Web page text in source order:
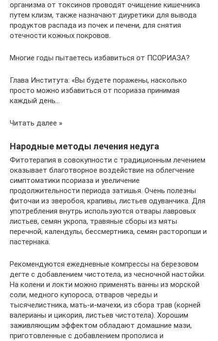
организма от токсинов проводят очищение кишечника
путем клизм, также назначают диуретики для вывода
продуктов распада из почек и печени, для снятия
отечности кожных покровов.
Многие годы пытаетесь избавиться от ПСОРИАЗА?
Глава Института: «Вы будете поражены, насколько
просто можно избавиться от псориаза принимая
каждый день…
Читать далее »
Народные методы лечения недуга
Фитотерапия в совокупности с традиционным лечением
оказывает благотворное воздействие на облегчение
симптоматики псориаза и увеличение
продолжительности периода затишья. Очень полезны
фиточаи из зверобоя, крапивы, листьев одуванчика. Для
употребления внутрь используются отвары лавровых
листьев, семян укропа, травяные сборы из мяты
перечной, календулы, бессмертника, семян расторопши и
пастернака.
Рекомендуются ежедневные компрессы на березовом
дегте с добавлением чистотела, из чесночной настойки.
На колени и локти можно применять ванны из морской
соли, медного купороса, отваров череды и
тысячелистника, мать-и-мачехи, из сбора трав (корней
валерианы и цикория, листьев чистотела). Хорошим
заживляющим эффектом обладают домашние мази,
приготовленные с добавлением прополиса и